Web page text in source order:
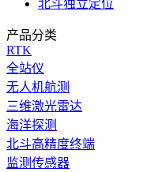
北斗独立定位
产品分类
RTK
全站仪
无人机航测
三维激光雷达
海洋探测
北斗高精度终端
监测传感器